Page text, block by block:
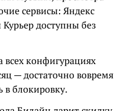
сервисы: Яндекс
доступны без
конфигурациях
— достаточно вовремя
в блокировку.